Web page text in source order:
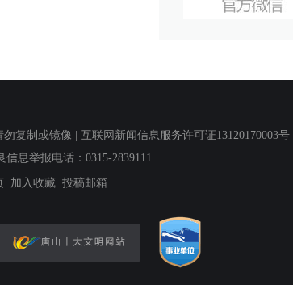
制或镜像 | 互联网新闻信息服务许可证13120170003号 |
信息举报电话：0315-2839111
加入收藏 投稿邮箱